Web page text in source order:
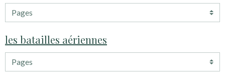
les batailles aériennes